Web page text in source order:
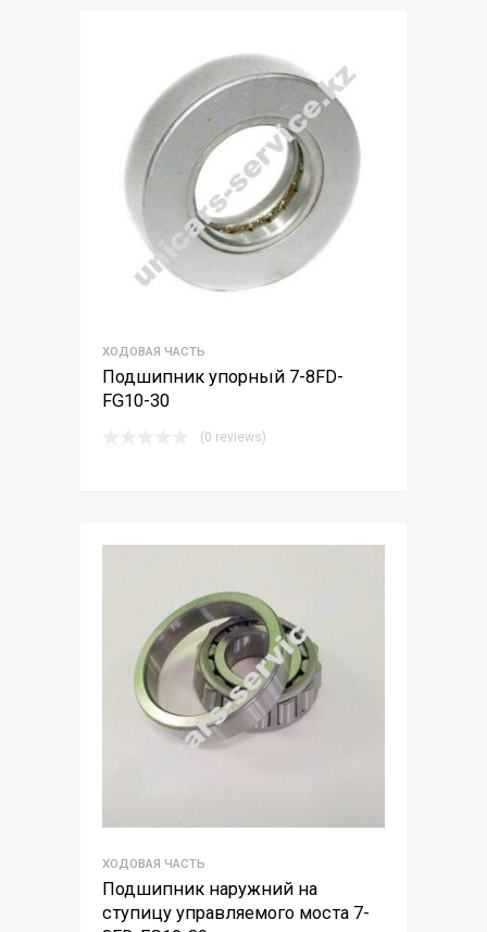
ХОДОВАЯ ЧАСТЬ
Подшипник упорный 7-8FD-
FG10-30
(0 reviews)
ХОДОВАЯ ЧАСТЬ
Подшипник наружний на
ступицу управляемого моста 7-